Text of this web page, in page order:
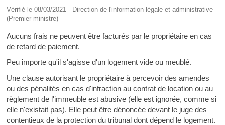
Vérifié le 08/03/2021 - Direction de l'information légale et administrative
(Premier ministre)
Aucuns frais ne peuvent être facturés par le propriétaire en cas
de retard de paiement.
Peu importe qu'il s'agisse d'un logement vide ou meublé.
Une clause autorisant le propriétaire à percevoir des amendes
ou des pénalités en cas d'infraction au contrat de location ou au
règlement de l'immeuble est abusive (elle est ignorée, comme si
elle n'existait pas). Elle peut être dénoncée devant le juge des
contentieux de la protection du tribunal dont dépend le logement.